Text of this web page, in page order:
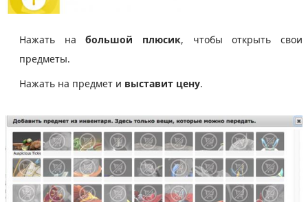
Нажать набольшой плюсик, чтобы открыть свои
предметы.
Нажать на предмет и выставит цену.